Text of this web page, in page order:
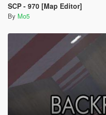
SCP - 970 [Map Editor]
By Mo5